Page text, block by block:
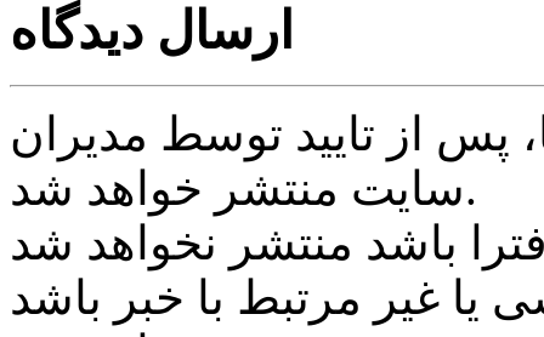
ارسال دیدگاه
از تایید توسط مدیران
سایت منتشر خواهد شد.
یا غیر مرتبط با خبر باشد